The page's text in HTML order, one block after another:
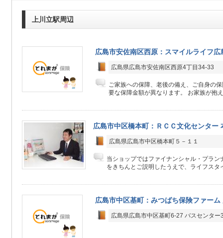
上川立駅周辺
広島市安佐南区西原：スマイルライフ広
広島県広島市安佐南区西原4丁目34-33
ご家族への保障、老後の備え、ご自身の
要な保障金額が異なります。 お家族が抱
広島市中区橋本町：ＲＣＣ文化センター
広島県広島市中区橋本町５－１１
当ショップではファイナンシャル・プラ
をきちんとご説明したうえで、ライフスタ
広島市中区基町：みつばち保険ファー
広島県広島市中区基町6-27 バスセンター